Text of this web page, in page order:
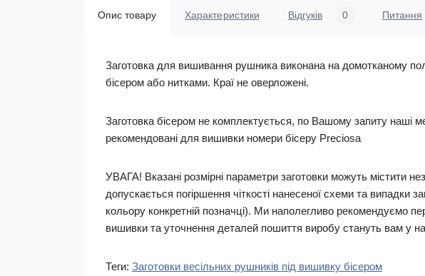
Опис товару Характеристики Відгуків 0 Питання
Заготовка для вишивання рушника виконана на домотканому
бісером або нитками. Краї не оверложені.
Заготовка бісером не комплектується, по Вашому запиту наші
рекомендовані для вишивки номери бісеру Preciosa
УВАГА! Вказані розмірні параметри заготовки можуть містити
допускається погіршення чіткості нанесеної схеми та випадки
кольору конкретній позначці). Ми наполегливо рекомендуємо
вишивки та уточнення деталей пошиття виробу стануть вам у
Теги: Заготовки весільних рушників під вишивку бісером